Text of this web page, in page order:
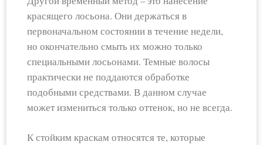
красящего лосьона. Они держаться в
первоначальном состоянии в течение недели,
но окончательно смыть их можно только
специальными лосьонами. Темные волосы
практически не поддаются обработке
подобными средствами. В данном случае
может измениться только оттенок, но не всегда.
К стойким краскам относятся те, которые